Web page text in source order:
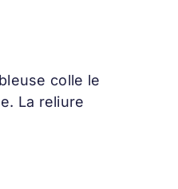
colle le
La reliure